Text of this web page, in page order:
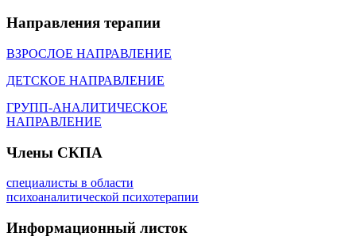
Направления терапии
ВЗРОСЛОЕ НАПРАВЛЕНИЕ
ДЕТСКОЕ НАПРАВЛЕНИЕ
ГРУПП-АНАЛИТИЧЕСКОЕ
НАПРАВЛЕНИЕ
Члены СКПА
специалисты в области
психоаналитической психотерапии
Информационный листок